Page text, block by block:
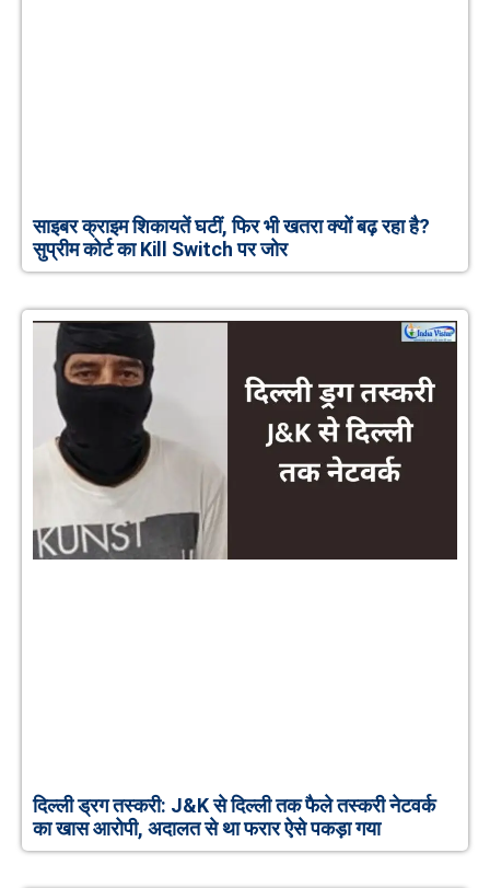
साइबर क्राइम शिकायतें घटीं, फिर भी खतरा क्यों बढ़ रहा है?
सुप्रीम कोर्ट का Kill Switch पर जोर
दिल्ली ड्रग तस्करी: J&K से दिल्ली तक फैले तस्करी नेटवर्क
का खास आरोपी, अदालत से था फरार ऐसे पकड़ा गया